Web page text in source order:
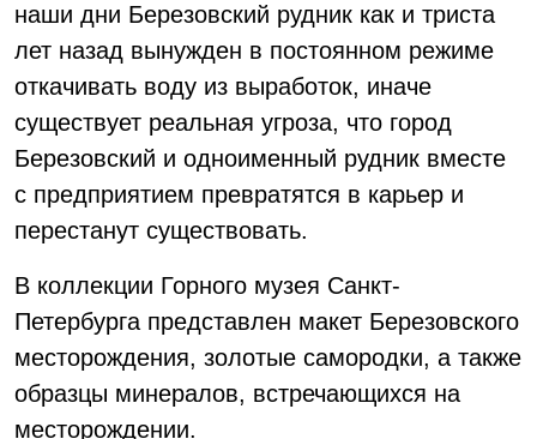
наши дни Березовский рудник как и триста
лет назад вынужден в постоянном режиме
откачивать воду из выработок, иначе
существует реальная угроза, что город
Березовский и одноименный рудник вместе
с предприятием превратятся в карьер и
перестанут существовать.
В коллекции Горного музея Санкт-
Петербурга представлен макет Березовского
месторождения, золотые самородки, а также
образцы минералов, встречающихся на
месторождении.